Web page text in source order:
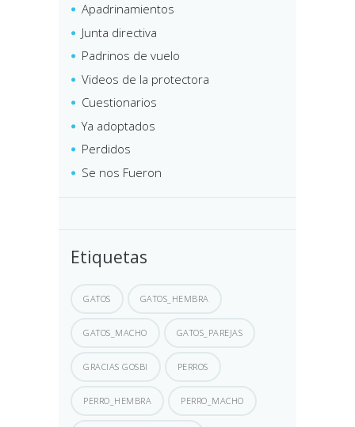
Apadrinamientos
Junta directiva
Padrinos de vuelo
Videos de la protectora
Cuestionarios
Ya adoptados
Perdidos
Se nos Fueron
Etiquetas
GATOS GATOS_HEMBRA
GATOS_MACHO GATOS_PAREJAS
GRACIAS GOSBI PERROS
PERRO_HEMBRA PERRO_MACHO